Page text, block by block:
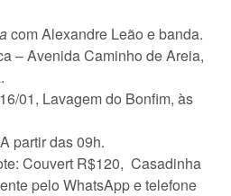
com Alexandre Leão e banda.
– Avenida Caminho de Areia,
01, Lavagem do Bonfim, às
A partir das 09h.
Couvert R$120, Casadinha
pelo WhatsApp e telefone